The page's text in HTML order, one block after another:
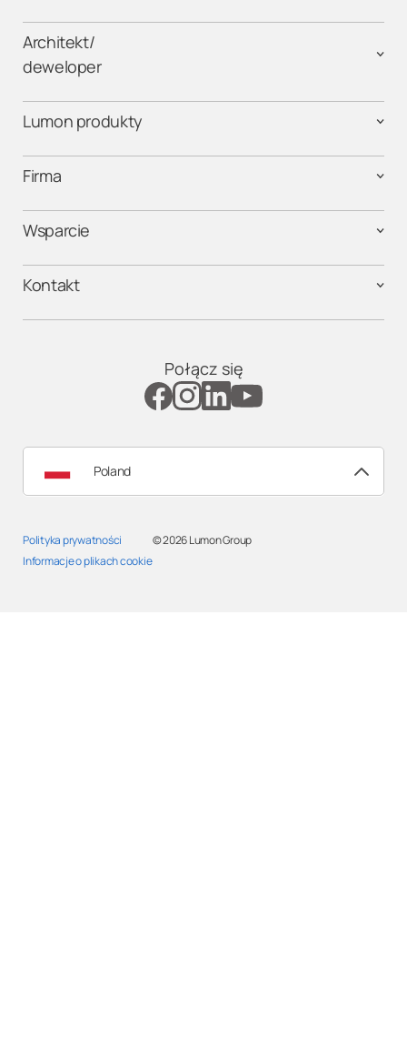
Architekt/
deweloper
Lumon produkty
Firma
Wsparcie
Kontakt
Połącz się
Poland
Polityka prywatności
Informacje o plikach cookie
© 2026Lumon Group